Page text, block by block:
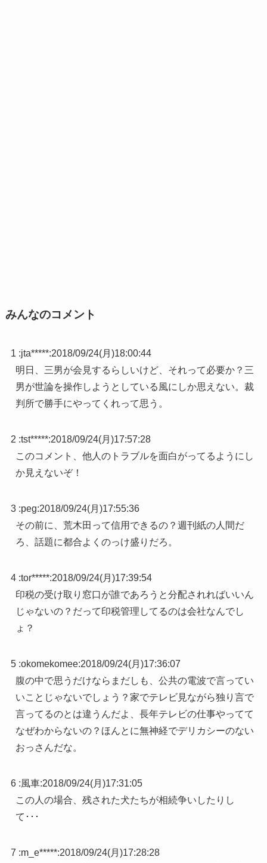
みんなのコメント
1 :jta*****:2018/09/24(月)18:00:44
明日、三男が会見するらしいけど、それって必要か？三
男が世論を操作しようとしている風にしか思えない。裁
判所で勝手にやってくれって思う。
2 :tst*****:2018/09/24(月)17:57:28
このコメント、他人のトラブルを面白がってるようにし
か見えないぞ！
3 :peg:2018/09/24(月)17:55:36
その前に、荒木田って信用できるの？週刊紙の人間だ
ろ、話題に都合よくのっけ盛りだろ。
4 :tor*****:2018/09/24(月)17:39:54
印税の受け取り窓口が誰であろうと分配されればいいん
じゃないの？だって印税管理してるのは会社なんでし
ょ？
5 :okomekomee:2018/09/24(月)17:36:07
腹の中で思うだけならまだしも、公共の電波で言ってい
いことじゃないでしょう？家でテレビ見ながら独り言で
言ってるのとは違うんだよ、長年テレビの仕事やってて
なぜわからないの？ほんとに無神経でデリカシーのない
おっさんだな。
6 :風車:2018/09/24(月)17:31:05
この人の場合、残された犬たちが相続争いしたりし
て･･･
7 :m_e*****:2018/09/24(月)17:28:28